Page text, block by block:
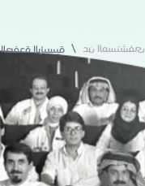
الصفحة الرئيسية / عن المستشفى